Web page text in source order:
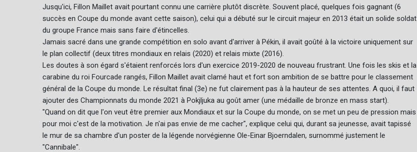
Jusqu'ici, Fillon Maillet avait pourtant connu une carrière plutôt discrète. Souvent placé, quelques fois gagnant (6
succès en Coupe du monde avant cette saison), celui qui a débuté sur le circuit majeur en 2013 était un solide soldat
du groupe France mais sans faire d'étincelles.
Jamais sacré dans une grande compétition en solo avant d'arriver à Pékin, il avait goûté à la victoire uniquement sur
le plan collectif (deux titres mondiaux en relais (2020) et relais mixte (2016).
Les doutes à son égard s'étaient renforcés lors d'un exercice 2019-2020 de nouveau frustrant. Une fois les skis et la
carabine du roi Fourcade rangés, Fillon Maillet avait clamé haut et fort son ambition de se battre pour le classement
général de la Coupe du monde. Le résultat final (3e) ne fut clairement pas à la hauteur de ses attentes. A quoi, il faut
ajouter des Championnats du monde 2021 à Pokjljuka au goût amer (une médaille de bronze en mass start).
"Quand on dit que l'on veut être premier aux Mondiaux et sur la Coupe du monde, on se met un peu de pression mais
pour moi c'est de la motivation. Je n'ai pas envie de me cacher", explique celui qui, durant sa jeunesse, avait tapissé
le mur de sa chambre d'un poster de la légende norvégienne Ole-Einar Bjoerndalen, surnommé justement le
"Cannibale".